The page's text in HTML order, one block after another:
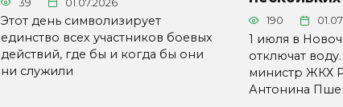
39 01.07.2026
Этот день символизирует
единство всех участников боевых
действий, где бы и когда бы они
ни служили
190
1 июля в
отключат
министр ЖКХ
Антонина